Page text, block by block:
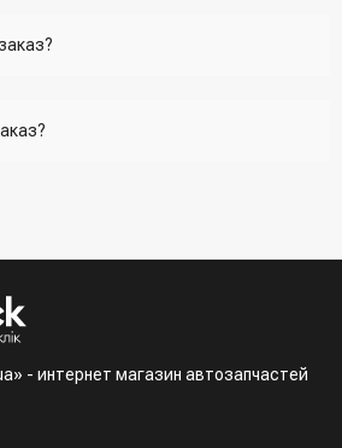
необходимую информацию о
подтверждения и уточнения данных.
заказ по телефонном режиме
через доступные
заказа через корзину
- интернет магазин автозапчастей